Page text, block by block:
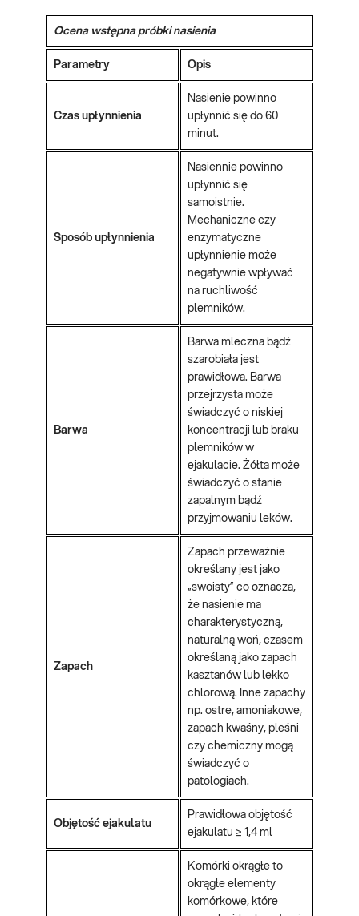
Ocena wstępna próbki nasienia
Parametry Opis
Czas upłynnienia
Nasienie powinno
upłynnić się do 60
minut.
Sposób upłynnienia
Nasiennie powinno
upłynnić się
samoistnie.
Mechaniczne czy
enzymatyczne
upłynnienie może
negatywnie wpływać
na ruchliwość
plemników.
Barwa
Barwa mleczna bądź
szarobiała jest
prawidłowa. Barwa
przejrzysta może
świadczyć o niskiej
koncentracji lub braku
plemników w
ejakulacie. Żółta może
świadczyć o stanie
zapalnym bądź
przyjmowaniu leków.
Zapach
Zapach przeważnie
określany jest jako
„swoisty” co oznacza,
że nasienie ma
charakterystyczną,
naturalną woń, czasem
określaną jako zapach
kasztanów lub lekko
chlorową. Inne zapachy
np. ostre, amoniakowe,
zapach kwaśny, pleśni
czy chemiczny mogą
świadczyć o
patologiach.
Objętość ejakulatu
Prawidłowa objętość
ejakulatu ≥ 1,4 ml
Komórki okrągłe to
okrągłe elementy
komórkowe, które